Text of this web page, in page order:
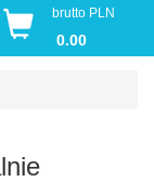
brutto PLN
0.00